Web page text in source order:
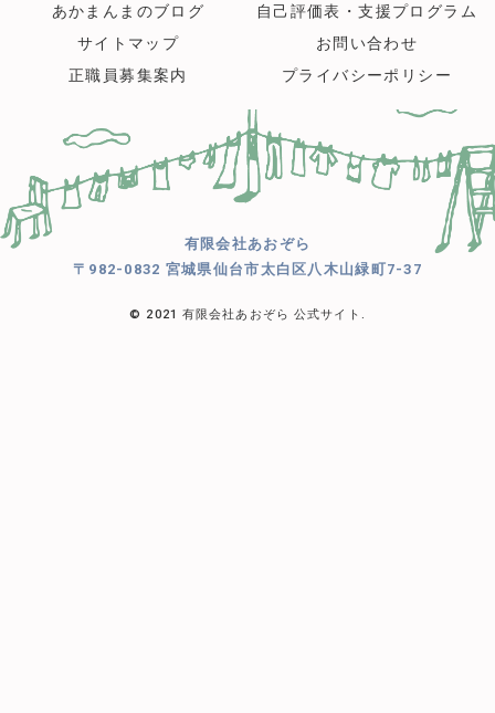
あかまんまのブログ
自己評価表・支援プログラム
サイトマップ
お問い合わせ
正職員募集案内
プライバシーポリシー
有限会社あおぞら
〒982-0832 宮城県仙台市太白区八木山緑町7-37
© 2021 有限会社あおぞら 公式サイト.